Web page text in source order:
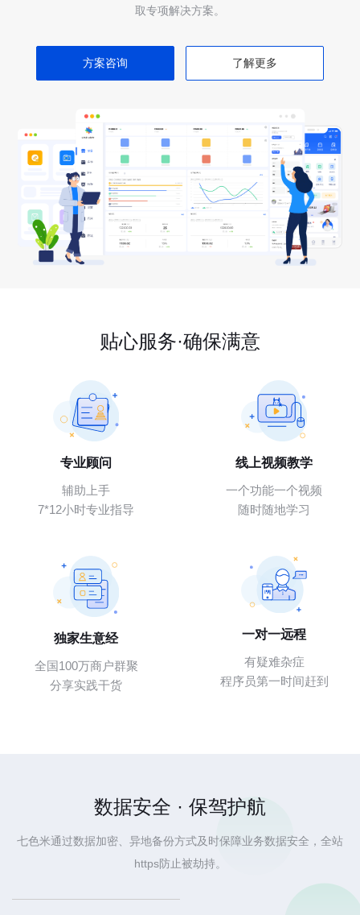
取专项解决方案。
方案咨询 了解更多
贴心服务·确保满意
专业顾问
辅助上手
7*12小时专业指导
线上视频教学
一个功能一个视频
随时随地学习
独家生意经
全国100万商户群聚
分享实践干货
一对一远程
有疑难杂症
程序员第一时间赶到
数据安全 · 保驾护航
七色米通过数据加密、异地备份方式及时保障业务数据安全，全站
https防止被劫持。